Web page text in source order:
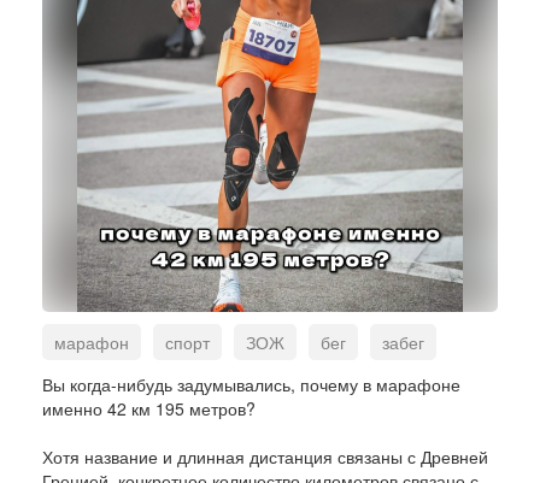
марафон спорт ЗОЖ бег
забег
пробежка
марафонец
Вы когда-нибудь задумывались, почему в марафоне
именно 42 км 195 метров?
Хотя название и длинная дистанция связаны с Древней